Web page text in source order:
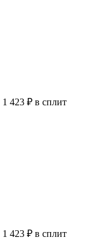
1 423 ₽ в сплит
1 423 ₽ в сплит